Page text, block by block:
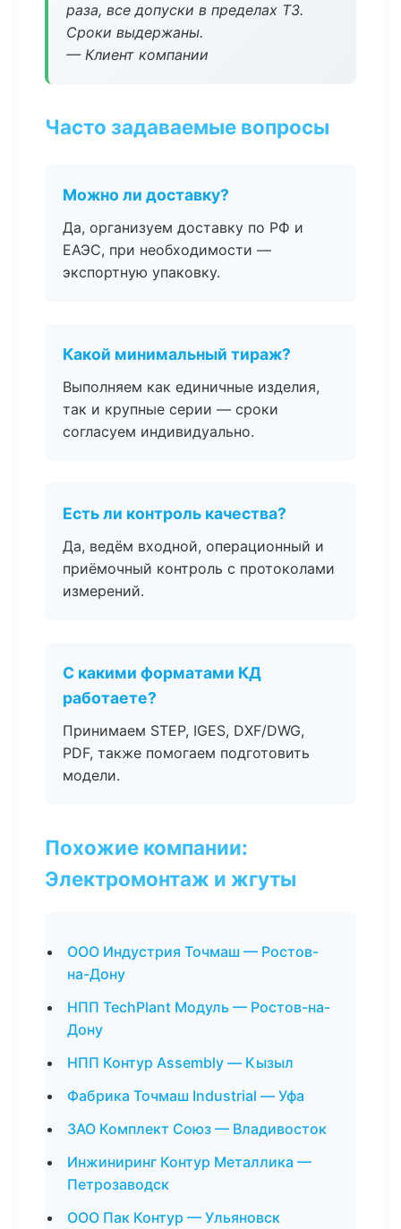
раза, все допуски в пределах ТЗ.
Сроки выдержаны.
— Клиент компании
Часто задаваемые вопросы
Можно ли доставку?
Да, организуем доставку по РФ и
ЕАЭС, при необходимости —
экспортную упаковку.
Какой минимальный тираж?
Выполняем как единичные изделия,
так и крупные серии — сроки
согласуем индивидуально.
Есть ли контроль качества?
Да, ведём входной, операционный и
приёмочный контроль с протоколами
измерений.
С какими форматами КД
работаете?
Принимаем STEP, IGES, DXF/DWG,
PDF, также помогаем подготовить
модели.
Похожие компании:
Электромонтаж и жгуты
ООО Индустрия Точмаш — Ростов-
на-Дону
НПП TechPlant Модуль — Ростов-на-
Дону
НПП Контур Assembly — Кызыл
Фабрика Точмаш Industrial — Уфа
ЗАО Комплект Союз — Владивосток
Инжиниринг Контур Металлика —
Петрозаводск
ООО Пак Контур — Ульяновск